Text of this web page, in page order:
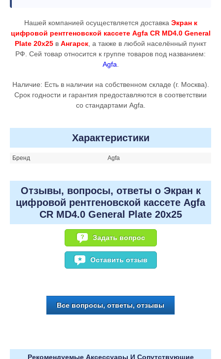
Нашей компанией осуществляется доставка Экран к
цифровой рентгеновской кассете Agfa CR MD4.0 General
Plate 20x25 в Ангарск , а также в любой населённый пункт
РФ. Сей товар относится к группе товаров под названием:
Agfa
Наличие: Есть в наличии на собственном складе (г. Москва).
Срок годности и гарантия предоставляются в соответствии
со стандартами Agfa.
Характеристики
Бренд Agfa
Отзывы, вопросы, ответы о Экран к
цифровой рентгеновской кассете Agfa
CR MD4.0 General Plate 20x25
Задать вопрос
Оставить отзыв
Все вопросы, ответы, отзывы
Рекомендуемые Аксессуары И Сопутствующие